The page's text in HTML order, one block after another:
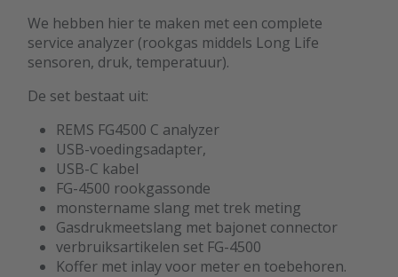
We hebben hier te maken met een complete
service analyzer (rookgas middels Long Life
sensoren, druk, temperatuur).
De set bestaat uit:
REMS FG4500 C analyzer
USB-voedingsadapter,
USB-C kabel
FG-4500 rookgassonde
monstername slang met trek meting
Gasdrukmeetslang met bajonet connector
verbruiksartikelen set FG-4500
Koffer met inlay voor meter en toebehoren.